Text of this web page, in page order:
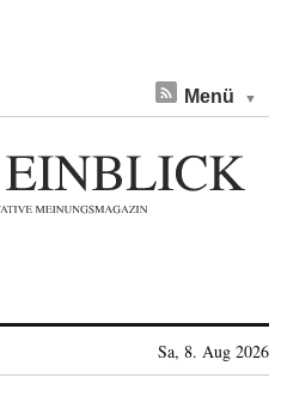
Menü
Sa, 8. Aug 2026